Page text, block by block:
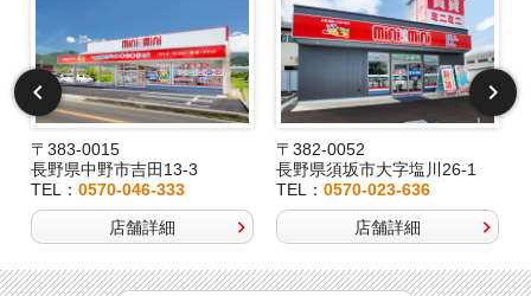
〒383-0015
長野県中野市吉田13-3
TEL： 0570-046-333
店舗詳細
〒382-0052
長野県須坂市大字塩川26-1
TEL：0570-023-636
店舗詳細